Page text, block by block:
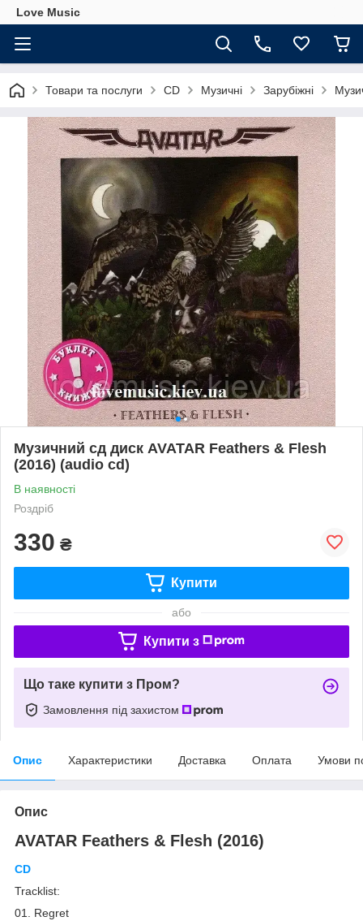
Love Music
Товари та послуги CD Музичні Зарубіжні
Музичний сд диск AVATAR Feathers & Flesh
(2016) (audio cd)
В наявності
Роздріб
330 ₴
Купити
або
Купити з
Що таке купити з Пром?
Замовлення під захистом
Опис Характеристики Доставка Оплата Умови
Опис
AVATAR Feathers & Flesh (2016)
CD
Tracklist:
01. Regret